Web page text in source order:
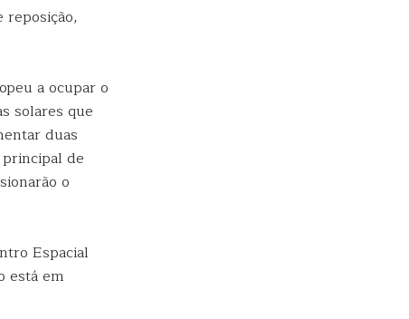
reposição,
a ocupar o
solares que
duas
de
o
Espacial
está em